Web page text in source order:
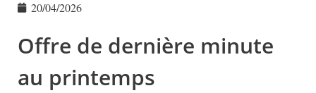
20/04/2026
Offre de dernière minute
au printemps